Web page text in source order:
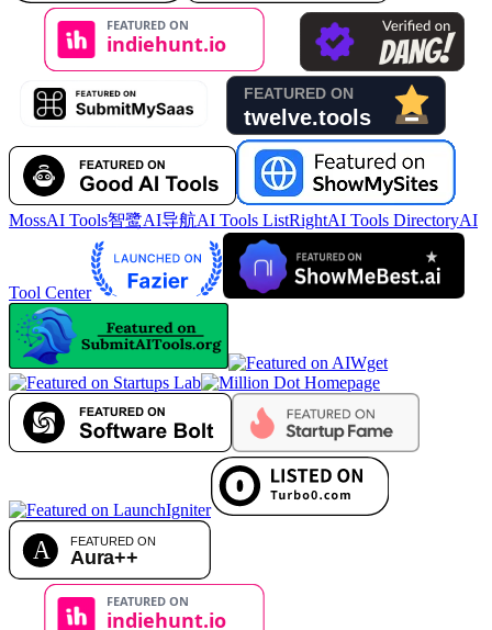
MossAI Tools智鹭AI导航AI Tools ListRightAI Tools DirectoryAI
Tool Center